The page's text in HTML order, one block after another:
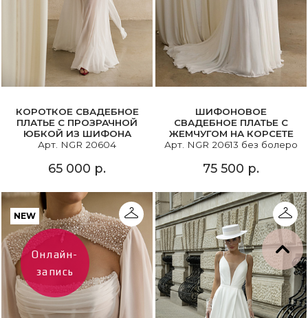
КОРОТКОЕ СВАДЕБНОЕ
ПЛАТЬЕ С ПРОЗРАЧНОЙ
ЮБКОЙ ИЗ ШИФОНА
Арт. NGR 20604
65 000 р.
ШИФОНОВОЕ
СВАДЕБНОЕ ПЛАТЬЕ С
ЖЕМЧУГОМ НА КОРСЕТЕ
Арт. NGR 20613 без болеро
75 500 р.
NEW
Онлайн-
запись